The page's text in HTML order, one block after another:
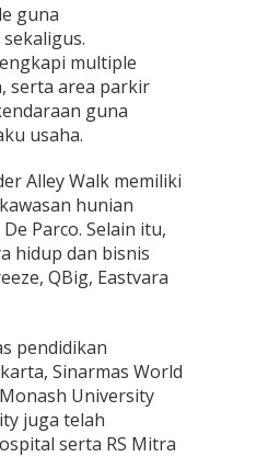
guna
multiple
serta area parkir
guna
usaha.
Alley Walk memiliki
hunian
Parco. Selain itu,
hidup dan bisnis
QBig, Eastvara
pendidikan
Sinarmas World
University
juga telah
serta RS Mitra